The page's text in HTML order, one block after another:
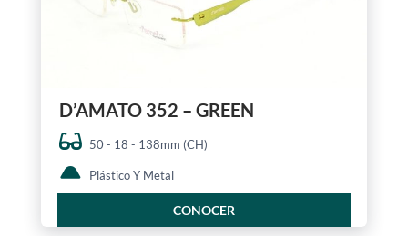
D’AMATO 352 – GREEN
50 - 18 - 138mm (CH)
Plástico Y Metal
CONOCER